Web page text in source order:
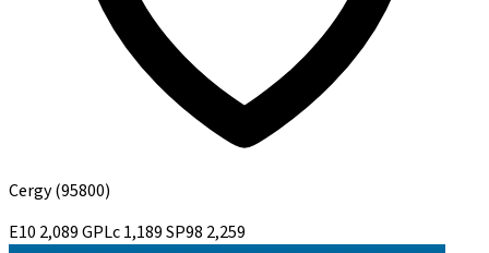
Cergy(95800)
E10 2,089GPLc1,189SP98 2,259